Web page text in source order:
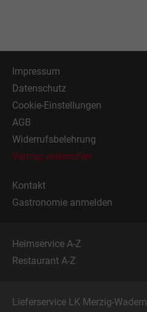
Impressum
Datenschutz
Cookie-Einstellungen
AGB
Widerrufsbelehrung
Vertrag widerrufen
Kontakt
Gastronomie anmelden
Heimservice A-Z
Restaurant A-Z
Lieferservice LK Merzig-Wadern